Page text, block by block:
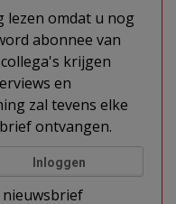
lezen omdat u nog
abonnee van
krijgen
en
zal tevens elke
ontvangen.
Inloggen